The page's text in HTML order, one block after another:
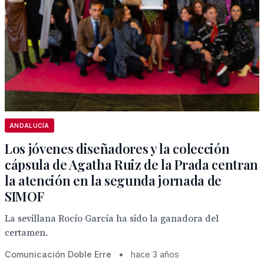
ANDALUCÍA
Los jóvenes diseñadores y la colección
cápsula de Agatha Ruiz de la Prada centran
la atención en la segunda jornada de
SIMOF
La sevillana Rocío García ha sido la ganadora del
certamen.
Comunicación Doble Erre • hace 3 años